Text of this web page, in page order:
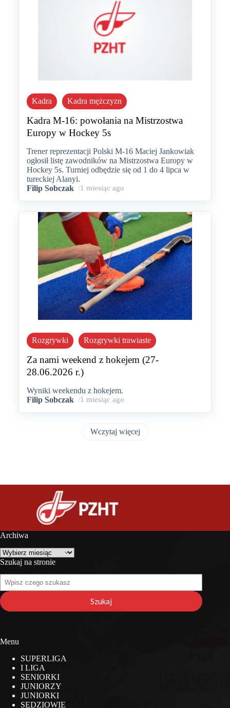
Kadra Kadra mężczyzn
Kadra M-16: powołania na Mistrzostwa
Europy w Hockey 5s
Trener reprezentacji Polski M-16 Maciej Jankowiak
ogłosił listę zawodników na Mistrzostwa Europy w
Hockey 5s. Turniej odbędzie się od 1 do 4 lipca w
tureckiej Alanyi.
Filip Sobczak /1 miesiąc ago
Rozgrywki Rozgrywki trawiaste
Za nami weekend z hokejem (27-
28.06.2026 r.)
Wyniki weekendu z hokejem.
Filip Sobczak /1 miesiąc ago
Wczytaj więcej
Archiwa
Archiwa
Szukaj na stronie
Szukaj
na
stronie
Szukaj
Menu
SUPERLIGA
I LIGA
SENIORKI
JUNIORZY
JUNIORKI
SĘDZIOWIE